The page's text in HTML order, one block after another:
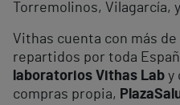
Torremolinos, Vilagarcía,
Vithas cuenta con más
repartidos por toda
laboratorios Vithas Lab y
compras propia,